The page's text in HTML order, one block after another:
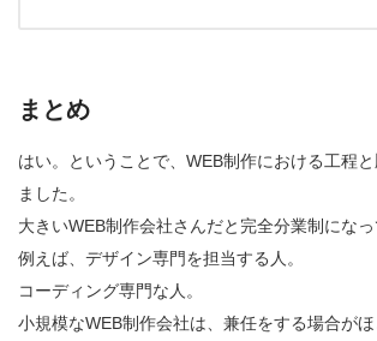
まとめ
はい。ということで、WEB制作における工程
ました。
大きいWEB制作会社さんだと完全分業制になっ
例えば、デザイン専門を担当する人。
コーディング専門な人。
小規模なWEB制作会社は、兼任をする場合が